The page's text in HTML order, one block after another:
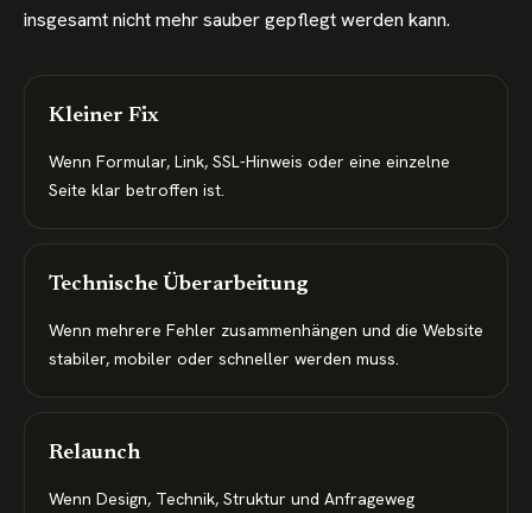
insgesamt nicht mehr sauber gepflegt werden kann.
Kleiner Fix
Wenn Formular, Link, SSL-Hinweis oder eine einzelne
Seite klar betroffen ist.
Technische Überarbeitung
Wenn mehrere Fehler zusammenhängen und die Website
stabiler, mobiler oder schneller werden muss.
Relaunch
Wenn Design, Technik, Struktur und Anfrageweg